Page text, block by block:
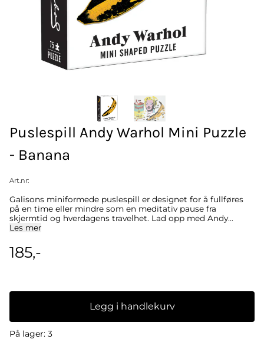
Puslespill Andy Warhol Mini Puzzle
- Banana
Art.nr:
Galisons miniformede puslespill er designet for å fullføres
på en time eller mindre som en meditativ pause fra
skjermtid og hverdagens travelhet. Lad opp med Andy
Warhol Mini Shaped Puzzle Banana og lag et 75-delers
bit for bit. Det fullførte minipuslespillet er formet som
originalverket! – Eskestørrelse: 83 x 114 x 32 mm – 100 brikker
Les mer
185,-
Legg i handlekurv
På lager: 3